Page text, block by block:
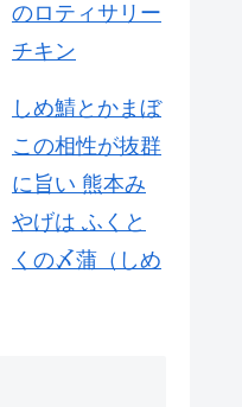
のロティサリー
チキン
しめ鯖とかまぼ
この相性が抜群
に旨い 熊本み
やげは ふくと
くの〆蒲（しめ